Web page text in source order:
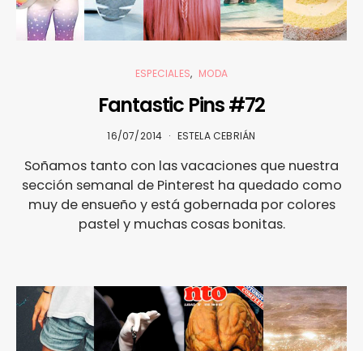
ESPECIALES MODA
Fantastic Pins #72
16/07/2014 ESTELA CEBRIÁN
Soñamos tanto con las vacaciones que nuestra
sección semanal de Pinterest ha quedado como
muy de ensueño y está gobernada por colores
pastel y muchas cosas bonitas.